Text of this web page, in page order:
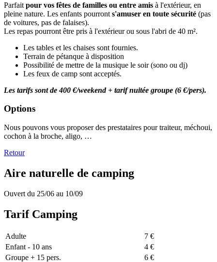
Parfait pour vos fêtes de familles ou entre amis à l'extérieur, en
pleine nature. Les enfants pourront s'amuser en toute sécurité (pas
de voitures, pas de falaises).
Les repas pourront être pris à l'extérieur ou sous l'abri de 40 m².
Les tables et les chaises sont fournies.
Terrain de pétanque à disposition
Possibilité de mettre de la musique le soir (sono ou dj)
Les feux de camp sont acceptés.
Les tarifs sont de 400 €/weekend + tarif nuitée groupe (6 €/pers).
Options
Nous pouvons vous proposer des prestataires pour traiteur, méchoui,
cochon à la broche, aligo, …
Retour
Aire naturelle de camping
Ouvert du 25/06 au 10/09
Tarif Camping
Adulte
7 €
Enfant - 10 ans
4 €
Groupe + 15 pers.
6 €